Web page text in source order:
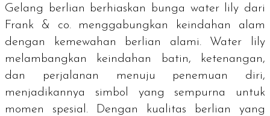
Gelang berlian berhiaskan bunga water lily dari
Frank & co. menggabungkan keindahan alam
dengan kemewahan berlian alami. Water lily
melambangkan keindahan batin, ketenangan,
dan perjalanan menuju penemuan diri,
menjadikannya simbol yang sempurna untuk
momen spesial. Dengan kualitas berlian yang